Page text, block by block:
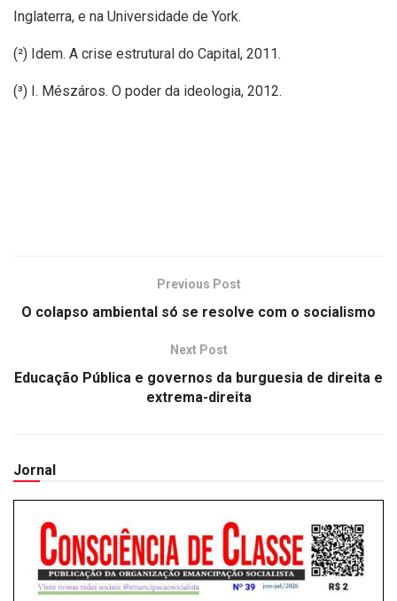
Inglaterra, e na Universidade de York.
(²) Idem. A crise estrutural do Capital, 2011.
(³) I. Mészáros. O poder da ideologia, 2012.
Previous Post
O colapso ambiental só se resolve com o socialismo
Next Post
Educação Pública e governos da burguesia de direita e
extrema-direita
Jornal